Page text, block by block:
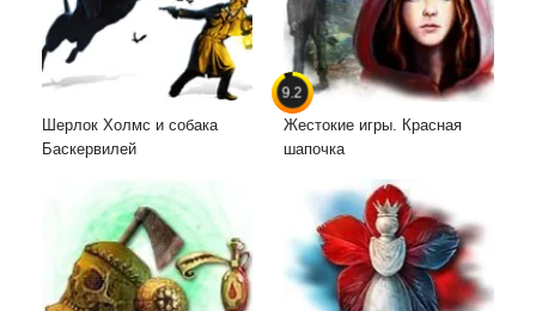
Шерлок Холмс и собака
Баскервилей
9.2
Жестокие игры. Красная
шапочка